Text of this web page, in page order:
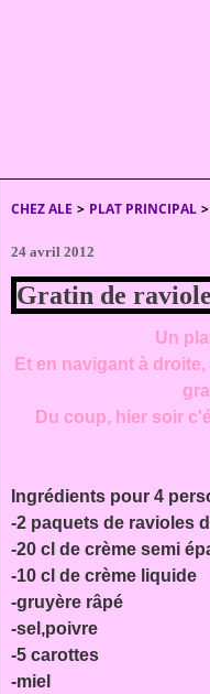
CHEZ ALE > PLAT PRINCIPAL >
24 avril 2012
Gratin de
Un
Et en navigant à
Du coup, hier soir
Ingrédients pour 4
-2 paquets de ravioles
-20 cl de crème semi
-10 cl de crème liquide
-gruyère râpé
-sel,poivre
-5 carottes
-miel